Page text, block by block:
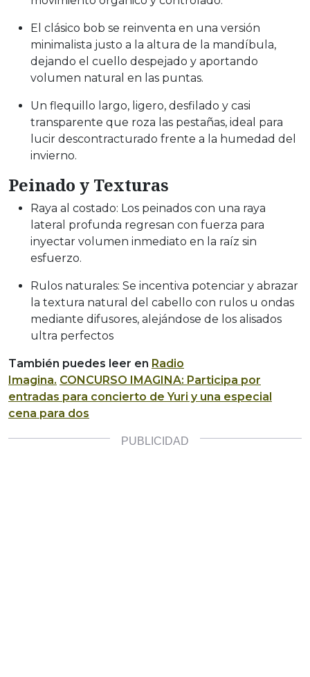
El clásico bob se reinventa en una versión
minimalista justo a la altura de la mandíbula,
dejando el cuello despejado y aportando
volumen natural en las puntas.
Un flequillo largo, ligero, desfilado y casi
transparente que roza las pestañas, ideal para
lucir descontracturado frente a la humedad del
invierno.
Peinado y Texturas
Raya al costado: Los peinados con una raya
lateral profunda regresan con fuerza para
inyectar volumen inmediato en la raíz sin
esfuerzo.
Rulos naturales: Se incentiva potenciar y abrazar
la textura natural del cabello con rulos u ondas
mediante difusores, alejándose de los alisados
ultra perfectos
También puedes leer en Radio
Imagina. CONCURSO IMAGINA: Participa por
entradas para concierto de Yuri y una especial
cena para dos